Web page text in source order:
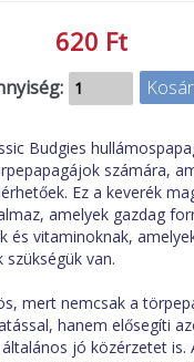
620 Ft
Budgies
számára,
Ez a keverék
amelyek gazdag
és vitaminoknak,
van.
mert nemcsak a
hanem elősegíti
jó közérzetet is.